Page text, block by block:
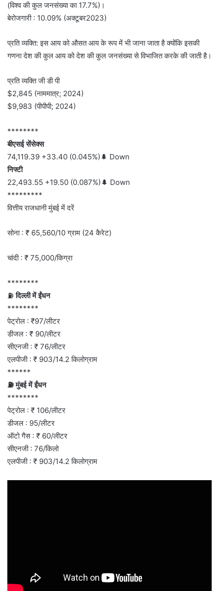
(विश्व की कुल जनसंख्या का 17.7%)।
बेरोजगारी : 10.09% (अक्टूबर2023)
प्रति व्यक्ति: इस आय को औसत आय के रूप में भी जाना जाता है क्योंकि इसकी
गणना देश की कुल आय को देश की कुल जनसंख्या से विभाजित करके की जाती है।
प्रति व्यक्ति जी डी पी
$2,845 (नाममात्र; 2024)
$9,983 (पीपीपी; 2024)
********
बीएसई सेंसेक्स
74,119.39 +33.40 (0.045%)🌲 Down
निफ्टी
22,493.55 +19.50 (0.087%)🌲 Down
*********
वित्तीय राजधानी मुंबई में दरें
सोना : ₹ 65,560/10 ग्राम (24 कैरेट)
चांदी : ₹ 75,000/किग्रा
********
⛽ दिल्ली में ईंधन
********
पेट्रोल : ₹97/लीटर
डीजल : ₹ 90/लीटर
सीएनजी : ₹ 76/लीटर
एलपीजी : ₹ 903/14.2 किलोग्राम
******
⛽ मुंबई में ईंधन
********
पेट्रोल : ₹ 106/लीटर
डीजल : 95/लीटर
ऑटो गैस : ₹ 60/लीटर
सीएनजी : 76/किलो
एलपीजी : ₹ 903/14.2 किलोग्राम